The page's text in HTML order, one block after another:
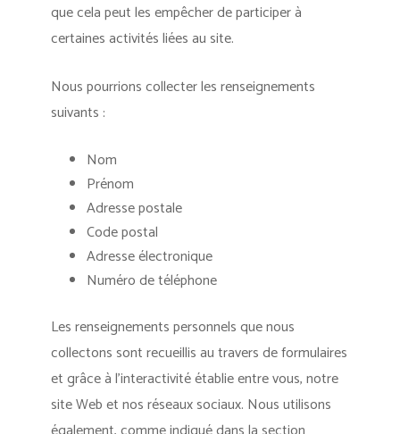
que cela peut les empêcher de participer à
certaines activités liées au site.
Nous pourrions collecter les renseignements
suivants :
Nom
Prénom
Adresse postale
Code postal
Adresse électronique
Numéro de téléphone
Les renseignements personnels que nous
collectons sont recueillis au travers de formulaires
et grâce à l’interactivité établie entre vous, notre
site Web et nos réseaux sociaux. Nous utilisons